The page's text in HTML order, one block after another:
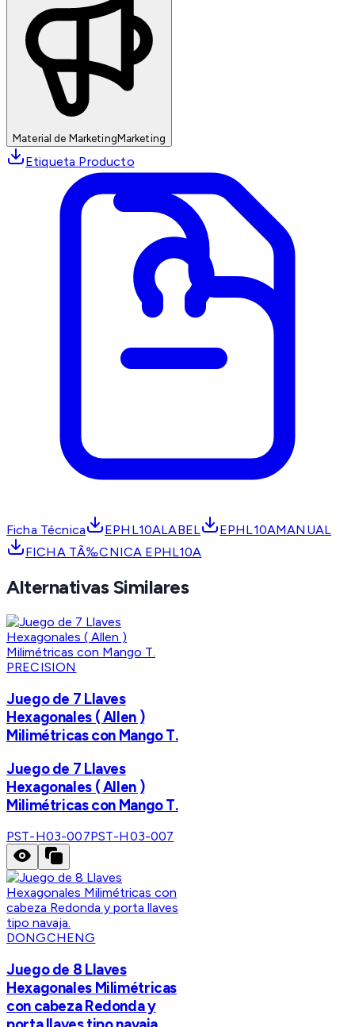
Material de MarketingMarketing
Etiqueta Producto
Ficha Técnica EPHL10ALABEL
EPHL10AMANUAL
FICHA TÃ‰CNICA EPHL10A
Alternativas Similares
PRECISION
Juego de 7 Llaves
Hexagonales ( Allen )
Milimétricas con Mango T.
Juego de 7 Llaves
Hexagonales ( Allen )
Milimétricas con Mango T.
PST-H03-007PST-H03-007
DONGCHENG
Juego de 8 Llaves
Hexagonales Milimétricas
con cabeza Redonda y